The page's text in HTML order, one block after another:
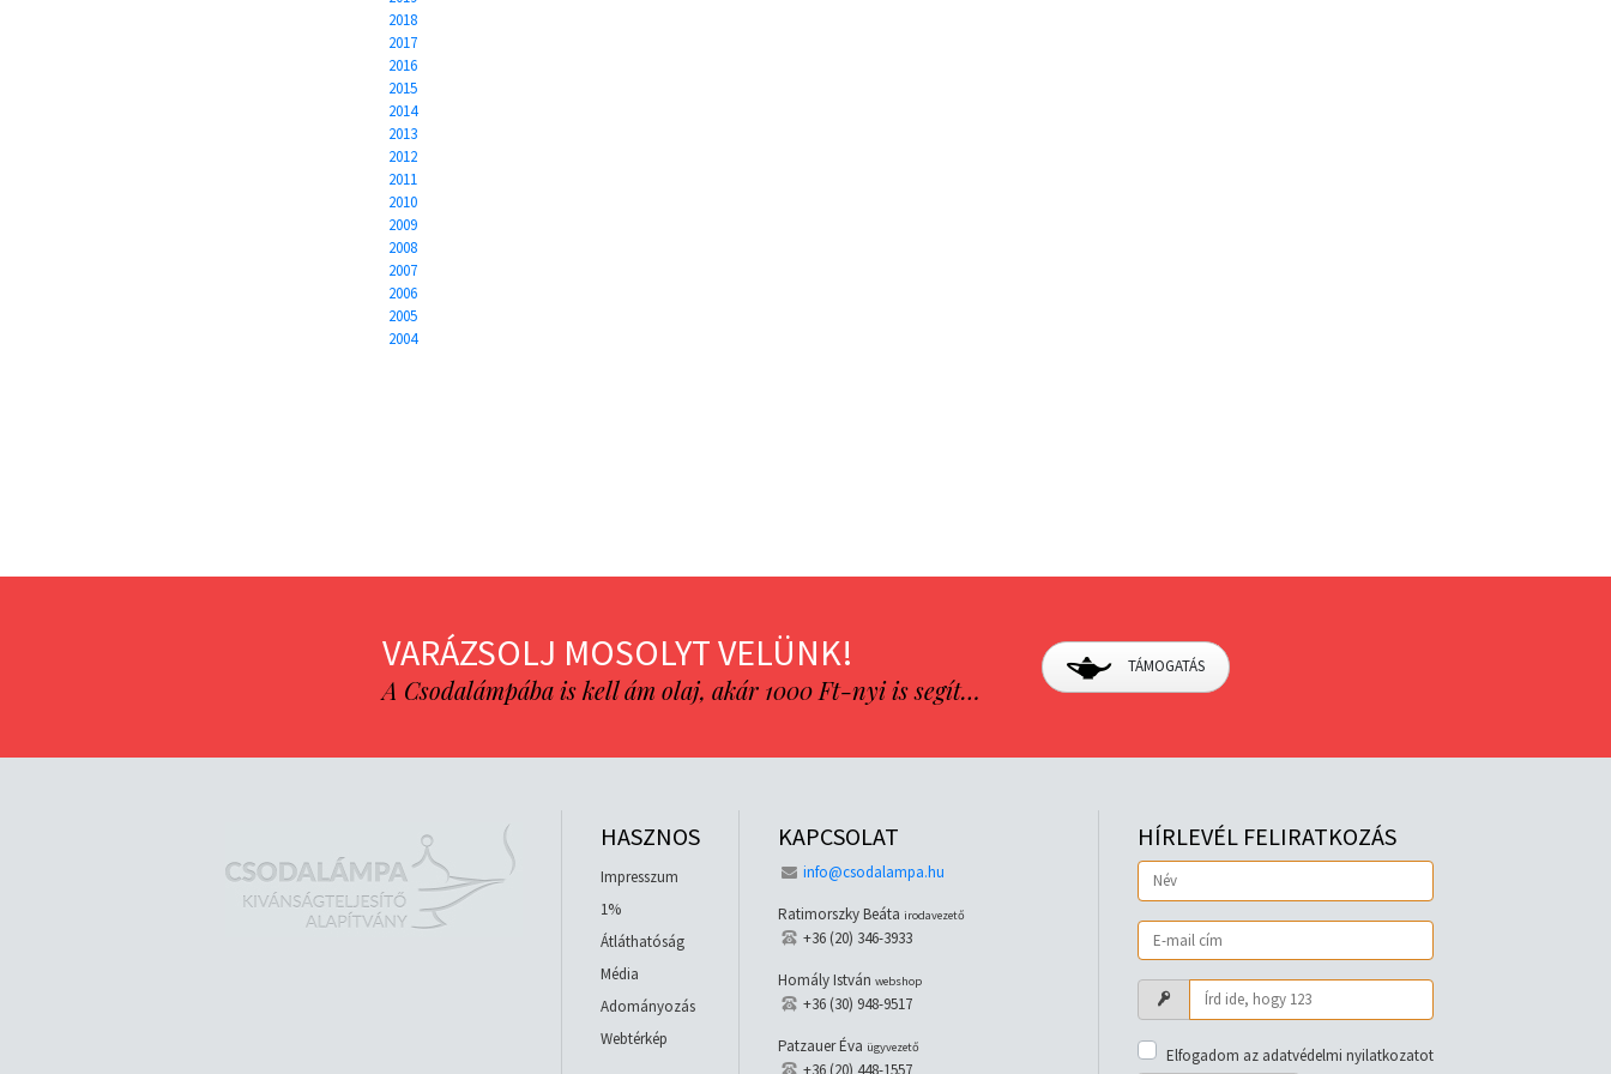
2018
2017
2016
2015
2014
2013
2012
2011
2010
2009
2008
2007
2006
2005
2004
VARÁZSOLJ MOSOLYT VELÜNK!
A Csodalámpába is kell ám olaj, akár 1000 Ft-nyi is segít…
TÁMOGATÁS
HASZNOS
Impresszum
1%
Átláthatóság
Média
Adományozás
Webtérkép
KAPCSOLAT
info@csodalampa.hu
Ratimorszky Beáta irodavezető
+36 (20) 346-3933
Homály István webshop
+36 (30) 948-9517
Patzauer Éva ügyvezető
+36 (20) 448-1557
HÍRLEVÉL FELIRATKOZÁS
Elfogadom az adatvédelmi nyilatkozatot